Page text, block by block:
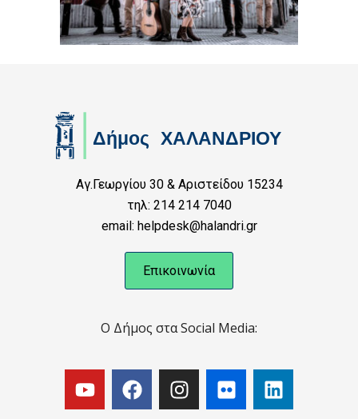
Αγ.Γεωργίου 30 & Αριστείδου 15234
τηλ: 214 214 7040
email: helpdesk@halandri.gr
Επικοινωνία
Ο Δήμος στα Social Media: